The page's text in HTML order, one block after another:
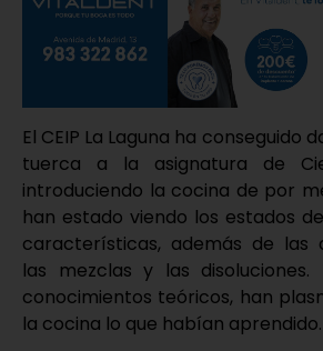
El CEIP La Laguna ha conseguido
tuerca a la asignatura de
introduciendo la cocina de por
han estado viendo los estados
características, además de las
las mezclas y las disoluciones.
conocimientos teóricos, han
la cocina lo que habían aprendido.